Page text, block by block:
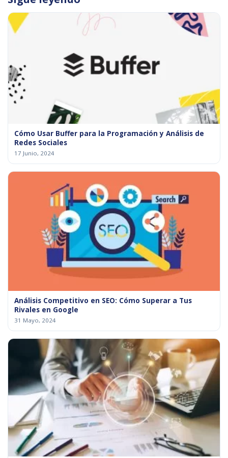
Cómo Usar Buffer para la Programación y Análisis de
Redes Sociales
17 Junio, 2024
Análisis Competitivo en SEO: Cómo Superar a Tus
Rivales en Google
31 Mayo, 2024